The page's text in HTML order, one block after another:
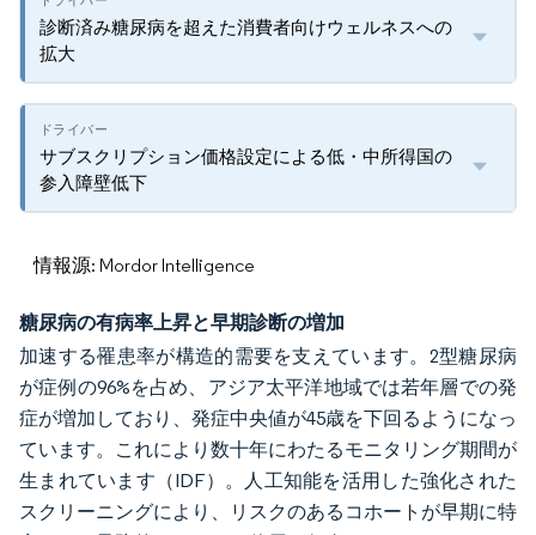
診断済み糖尿病を超えた消費者向けウェルネスへの
拡大
サブスクリプション価格設定による低・中所得国の
参入障壁低下
情報源: Mordor Intelligence
糖尿病の有病率上昇と早期診断の増加
加速する罹患率が構造的需要を支えています。2型糖尿病
が症例の96%を占め、アジア太平洋地域では若年層での発
症が増加しており、発症中央値が45歳を下回るようになっ
ています。これにより数十年にわたるモニタリング期間が
生まれています（IDF）。人工知能を活用した強化された
スクリーニングにより、リスクのあるコホートが早期に特